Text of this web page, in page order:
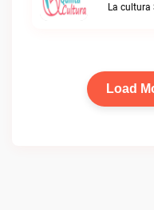
La
Load